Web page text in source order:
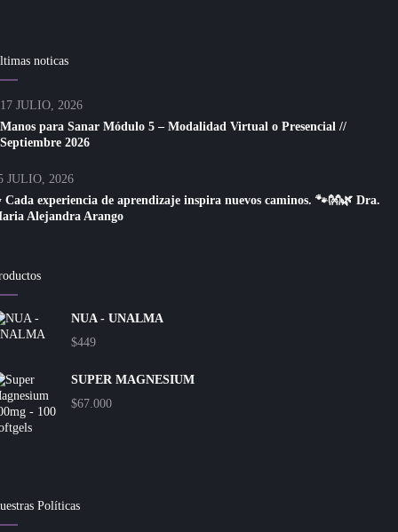
noticas
17 JULIO, 2026
Manos para Sanar Módulo 5 – Modalidad Virtual o Presencial //
Septiembre 2026
JULIO, 2026
Cada experiencia de aprendizaje inspira nuevos caminos. 🐾👐🌿 Dra.
Alejandra Arango
NUA - UNALMA
$449
SUPER MAGNESIUM
$67.000
Políticas